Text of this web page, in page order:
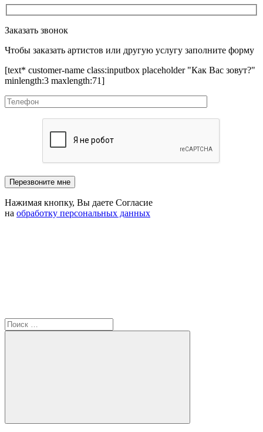
Заказать звонок
Чтобы заказать артистов или другую услугу заполните форму
[text* customer-name class:inputbox placeholder "Как Вас зовут?"
minlength:3 maxlength:71]
Нажимая кнопку, Вы даете Согласие
на обработку персональных данных